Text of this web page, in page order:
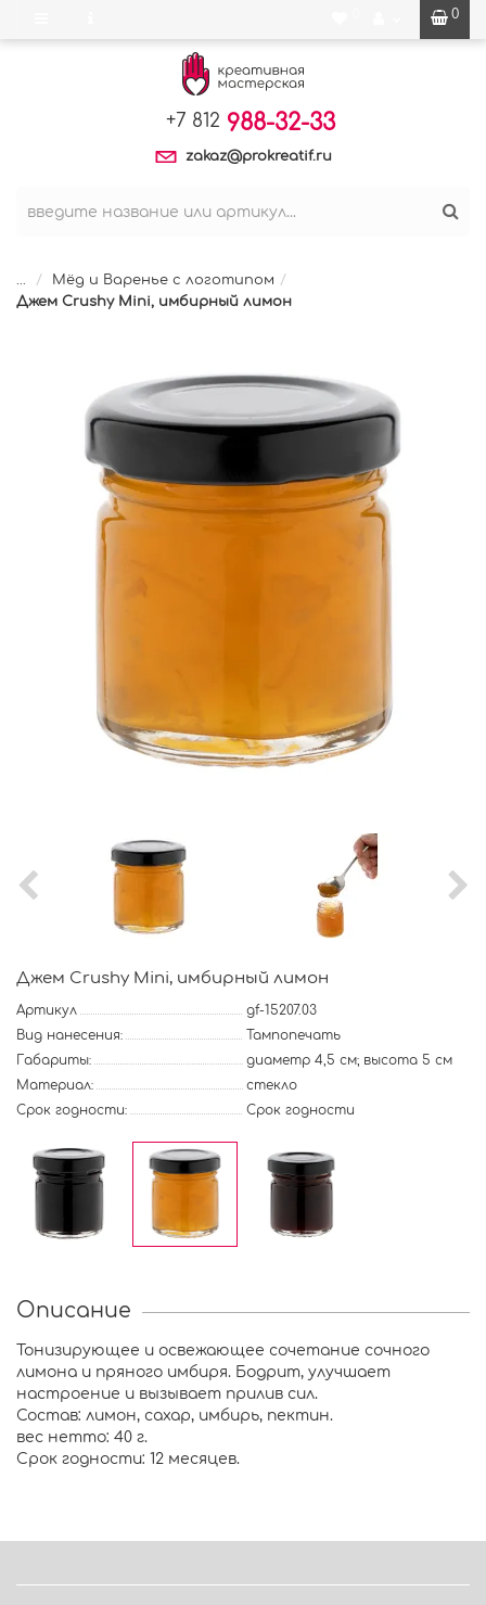
0
+7 812 988-32-33
zakaz@prokreatif.ru
...
Мёд и Варенье с логотипом
Джем Crushy Mini, имбирный лимон
Джем Crushy Mini, имбирный лимон
Артикул
gf-15207.03
Вид нанесения:
Тампопечать
Габариты:
диаметр 4,5 см; высота 5 см
Материал:
стекло
Срок годности:
Срок годности
Описание
Тонизирующее и освежающее сочетание сочного
лимона и пряного имбиря. Бодрит, улучшает
настроение и вызывает прилив сил.
Состав: лимон, сахар, имбирь, пектин.
вес нетто: 40 г.
Срок годности: 12 месяцев.